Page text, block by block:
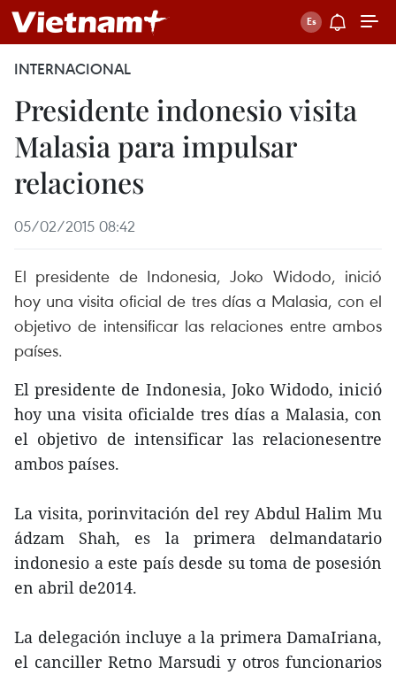
INTERNACIONAL
Presidente indonesio visita
Malasia para impulsar
relaciones
05/02/2015 08:42
El presidente de Indonesia, Joko Widodo, inició
hoy una visita oficial de tres días a Malasia, con el
objetivo de intensificar las relaciones entre ambos
países.
El presidente de Indonesia, Joko Widodo, inició
hoy una visita oficialde tres días a Malasia, con
el objetivo de intensificar las relacionesentre
ambos países.
La visita, porinvitación del rey Abdul Halim Mu
´adzam Shah, es la primera delmandatario
indonesio a este país desde su toma de posesión
en abril de2014.
La delegación incluye a la primera DamaIriana,
el canciller Retno Marsudi y otros funcionarios